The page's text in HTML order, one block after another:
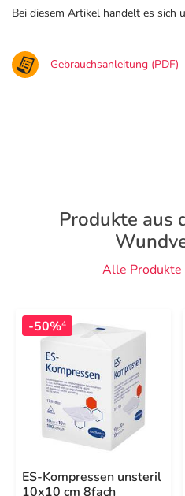
Bei diesem Artikel handelt es sich
Gebrauchsanleitung (PDF)
Produkte aus
Alle Produkte
-50%4
ES-Kompressen unsteril
10x10 cm 8fach